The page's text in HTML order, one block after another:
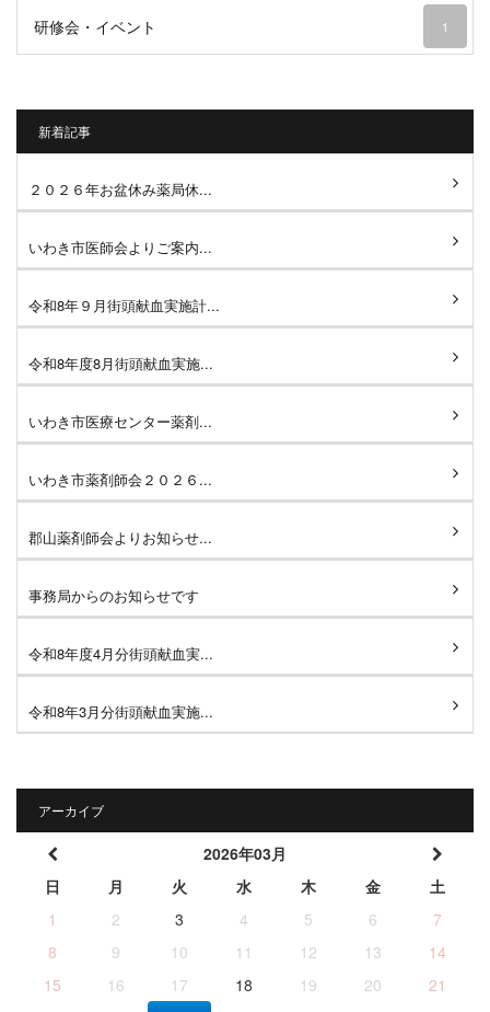
研修会・イベント 1
新着記事
２０２６年お盆休み薬局休...
いわき市医師会よりご案内...
令和8年９月街頭献血実施計...
令和8年度8月街頭献血実施...
いわき市医療センター薬剤...
いわき市薬剤師会２０２６...
郡山薬剤師会よりお知らせ...
事務局からのお知らせです
令和8年度4月分街頭献血実...
令和8年3月分街頭献血実施...
アーカイブ
2026年03月
日
月 火 水 木 金
土
1
2 3 4 5 6
7
8
9 10 11 12 13
14
15
16 17 18 19 20
21